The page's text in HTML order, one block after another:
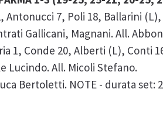
Antonucci 7, Poli 18, Ballarini
Gallicani, Magnani. All.
1, Conde 20, Alberti (L),
Lucindo. All. Micoli Stefano.
Bertoletti. NOTE - durata set: